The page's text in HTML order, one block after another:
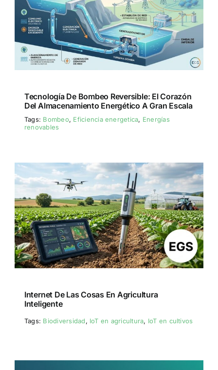
Tecnología De Bombeo Reversible: El Corazón
Del Almacenamiento Energético A Gran Escala
Tags: Bombeo, Eficiencia energetica, Energías
renovables
Internet De Las Cosas En Agricultura
Inteligente
Tags: Biodiversidad, IoT en agricultura, IoT en cultivos